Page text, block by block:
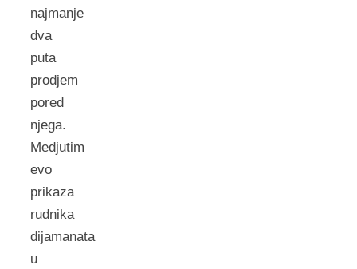
najmanje
dva
puta
prodjem
pored
njega.
Medjutim
evo
prikaza
rudnika
dijamanata
u